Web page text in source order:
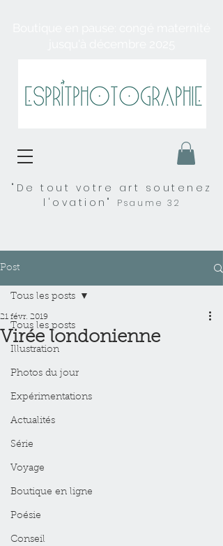
"De tout votre art soutenez
l'ovation"
Psaume 32
Post
Tous les posts
Illustration
Photos du jour
Expérimentations
Actualités
Série
Voyage
Boutique en ligne
Poésie
Conseil
Tous les posts
Virée londonienne
21 févr. 2019